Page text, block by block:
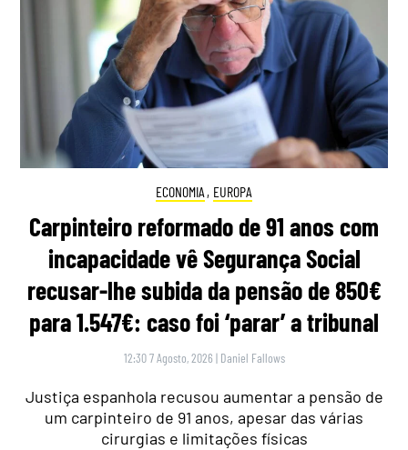
ECONOMIA , EUROPA
Carpinteiro reformado de 91 anos com
incapacidade vê Segurança Social
recusar-lhe subida da pensão de 850€
para 1.547€: caso foi ‘parar’ a tribunal
12:30 7 Agosto, 2026 | Daniel Fallows
Justiça espanhola recusou aumentar a pensão de
um carpinteiro de 91 anos, apesar das várias
cirurgias e limitações físicas